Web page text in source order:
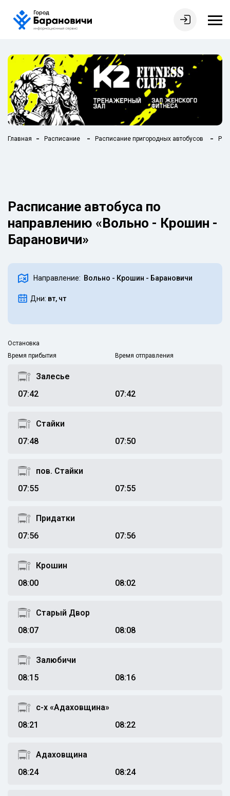
Главная Расписание Расписание пригородных автобусов
Расписание автобуса по
направлению «Вольно - Крошин -
Барановичи»
Направление: Вольно - Крошин - Барановичи
Дни: вт, чт
Остановка
Время прибытия
Время отправления
Залесье
07:42
07:42
Стайки
07:48
07:50
пов. Стайки
07:55
07:55
Придатки
07:56
07:56
Крошин
08:00
08:02
Старый Двор
08:07
08:08
Залюбичи
08:15
08:16
с-х «Адаховщина»
08:21
08:22
Адаховщина
08:24
08:24